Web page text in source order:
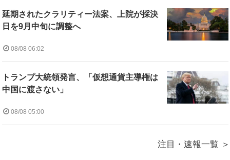
延期されたクラリティー法案、上院が採決
日を9月中旬に調整へ
08/08 06:02
トランプ大統領発言、「仮想通貨主導権は
中国に渡さない」
08/08 05:00
注目・速報一覧